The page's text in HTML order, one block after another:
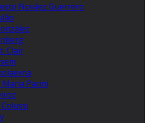
Nováez Guerrero
Clair
Pacini